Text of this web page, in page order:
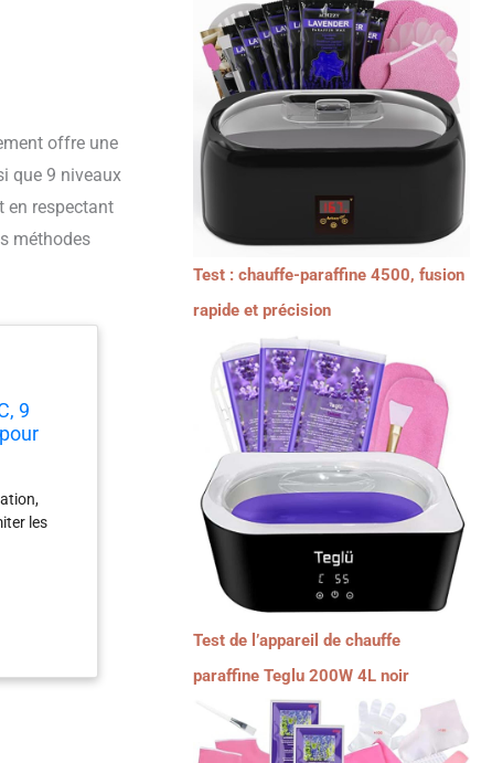
offre une
que 9 niveaux
en respectant
méthodes
9
les
:
J,
repousse
Test : chauffe-paraffine 4500, fusion
rapide et précision
Test de l’appareil de chauffe
paraffine Teglu 200W 4L noir